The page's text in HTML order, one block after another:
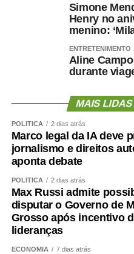
Simone
Henry no
menino:
ENTRETENIMENTO
Aline
durante
MAIS
POLÍTICA 2 dias atrás
Marco legal da IA deve
jornalismo e direitos
aponta debate
POLÍTICA 2 dias atrás
Max Russi admite
disputar o Governo de
Grosso após incentivo
lideranças
ECONOMIA 7 dias atrás